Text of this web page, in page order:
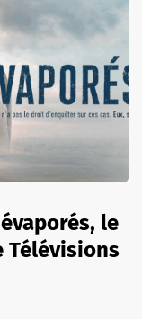
le
Télévisions